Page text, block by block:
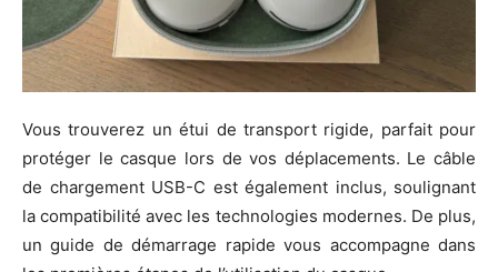
Vous trouverez un étui de transport rigide, parfait pour
protéger le casque lors de vos déplacements. Le câble
de chargement USB-C est également inclus, soulignant
la compatibilité avec les technologies modernes. De plus,
un guide de démarrage rapide vous accompagne dans